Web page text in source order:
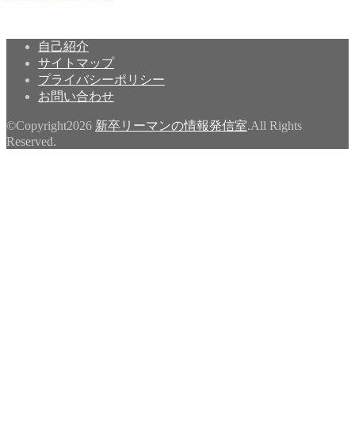
自己紹介
サイトマップ
プライバシーポリシー
お問い合わせ
©Copyright2026 新卒リーマンの情報発信室.All Rights
Reserved.